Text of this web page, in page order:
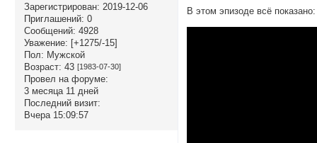
Зарегистрирован: 2019-12-06
Приглашений: 0
Сообщений: 4928
Уважение: [+1275/-15]
Пол: Мужской
Возраст: 43 [1983-07-30]
Провел на форуме:
3 месяца 11 дней
Последний визит:
Вчера 15:09:57
В этом эпизоде всё показано: